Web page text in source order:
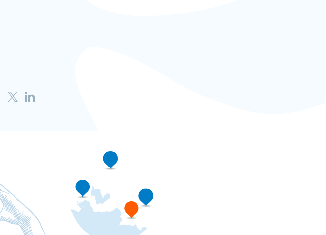
sur Facebook
Partager sur X
Partager sur LinkedIn